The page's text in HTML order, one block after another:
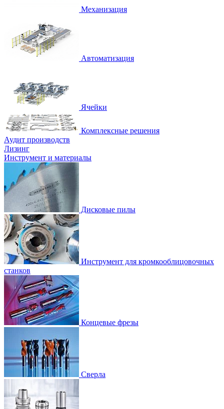
Механизация
Автоматизация
Ячейки
Комплексные решения
Аудит производств
Лизинг
Инструмент и материалы
Дисковые пилы
Инструмент для кромкооблицовочных
станков
Концевые фрезы
Сверла